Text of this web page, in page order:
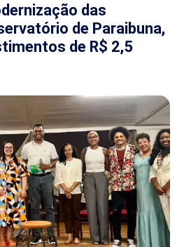
das
de Paraibuna,
de R$ 2,5